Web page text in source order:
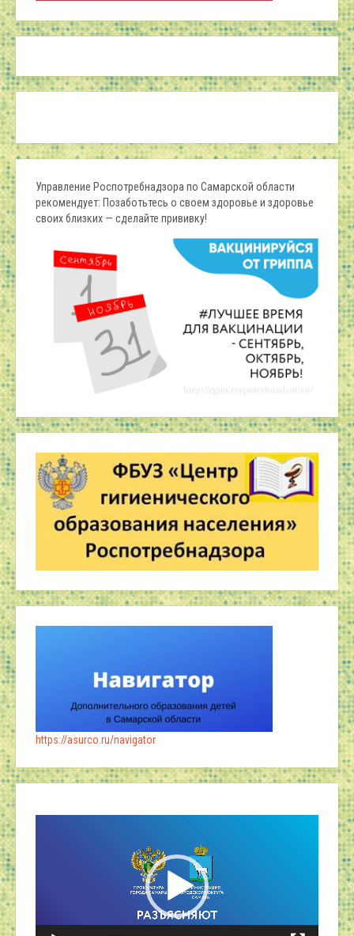
Управление Роспотребнадзора по Самарской области
рекомендует: Позаботьтесь о своем здоровье и здоровье
своих близких — сделайте прививку!
https://asurco.ru/navigator